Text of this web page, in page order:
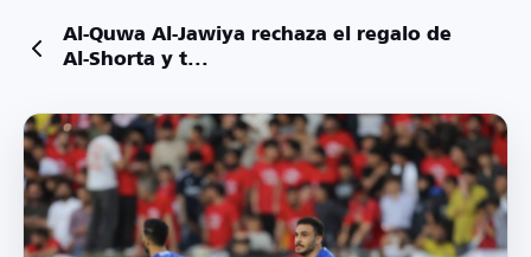
Al-Quwa Al-Jawiya rechaza el regalo de
Al-Shorta y t...